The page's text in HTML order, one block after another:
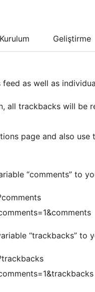
Kurulum Geliştirme
as well as
all trackbacks will be
page and also
“comments” to
“trackbacks” to